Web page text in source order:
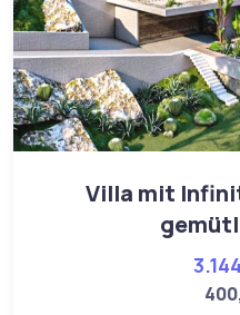
Villa mit